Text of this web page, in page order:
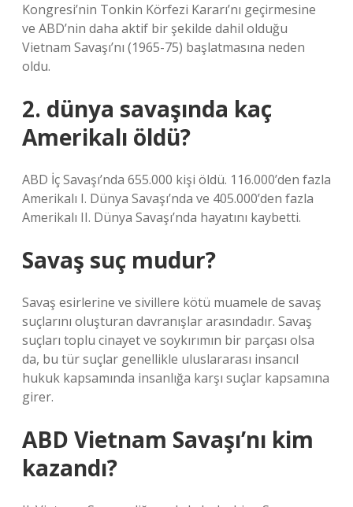
Kongresi’nin Tonkin Körfezi Kararı’nı geçirmesine
ve ABD’nin daha aktif bir şekilde dahil olduğu
Vietnam Savaşı’nı (1965-75) başlatmasına neden
oldu.
2. dünya savaşında kaç
Amerikalı öldü?
ABD İç Savaşı’nda 655.000 kişi öldü. 116.000’den fazla
Amerikalı I. Dünya Savaşı’nda ve 405.000’den fazla
Amerikalı II. Dünya Savaşı’nda hayatını kaybetti.
Savaş suç mudur?
Savaş esirlerine ve sivillere kötü muamele de savaş
suçlarını oluşturan davranışlar arasındadır. Savaş
suçları toplu cinayet ve soykırımın bir parçası olsa
da, bu tür suçlar genellikle uluslararası insancıl
hukuk kapsamında insanlığa karşı suçlar kapsamına
girer.
ABD Vietnam Savaşı’nı kim
kazandı?